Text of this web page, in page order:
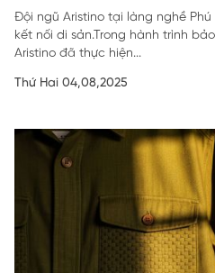
Đội ngũ Aristino tại làng nghề
kết nối di sản.Trong hành trình
Aristino đã thực hiện...
Thứ Hai 04,08,2025